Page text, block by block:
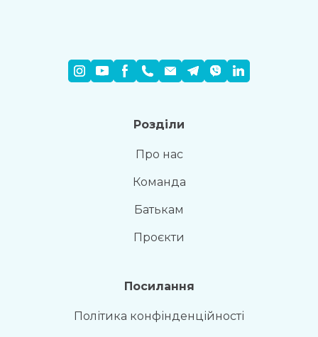
Розділи
Про нас
Команда
Батькам
Проєкти
Посилання
Політика конфінденційності